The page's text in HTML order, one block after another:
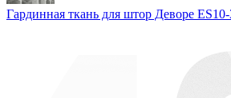
Гардинная ткань для штор Деворе ES10-